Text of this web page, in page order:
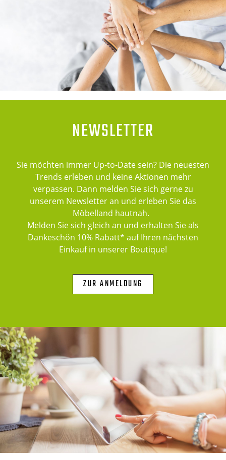
NEWSLETTER
Sie möchten immer Up-to-Date sein? Die neuesten
Trends erleben und keine Aktionen mehr
verpassen. Dann melden Sie sich gerne zu
unserem Newsletter an und erleben Sie das
Möbelland hautnah.
Melden Sie sich gleich an und erhalten Sie als
Dankeschön 10% Rabatt* auf Ihren nächsten
Einkauf in unserer Boutique!
ZUR ANMELDUNG